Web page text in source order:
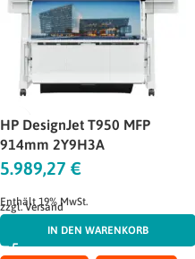
HP DesignJet T950 MFP
914mm 2Y9H3A
5.989,27 €
Enthält 19% MwSt.
zzgl.Versand
IN DEN WARENKORB